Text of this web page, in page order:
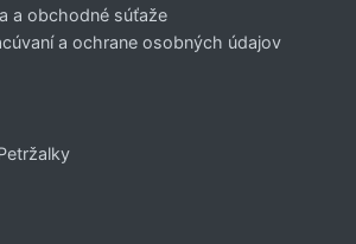
a obchodné súťaže
a ochrane osobných údajov